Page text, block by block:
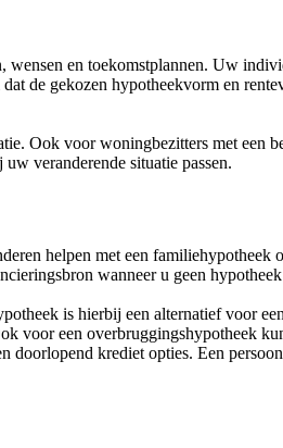
en toekomstplannen. Uw
de gekozen hypotheekvorm en
Ook voor woningbezitters met een
veranderende situatie passen.
helpen met een familiehypotheek
wanneer u geen
is hierbij een alternatief voor
voor een overbruggingshypotheek
krediet opties. Een